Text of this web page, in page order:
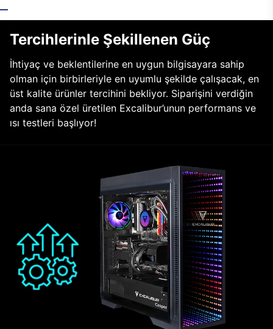
Tercihlerinle Şekillenen Güç
İhtiyaç ve beklentilerine en uygun bilgisayara sahip
olman için birbirleriyle en uyumlu şekilde çalışacak, en
üst kalite ürünler tercihini bekliyor. Siparişini verdiğin
anda sana özel üretilen Excalibur’unun performans ve
ısı testleri başlıyor!